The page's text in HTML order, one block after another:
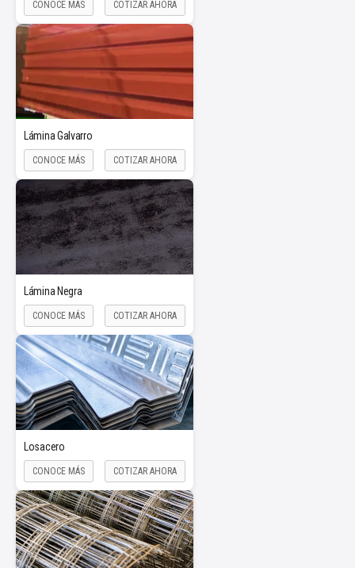
CONOCE MÁS COTIZAR AHORA
Lámina Galvarro
CONOCE MÁS COTIZAR AHORA
Lámina Negra
CONOCE MÁS COTIZAR AHORA
Losacero
CONOCE MÁS COTIZAR AHORA